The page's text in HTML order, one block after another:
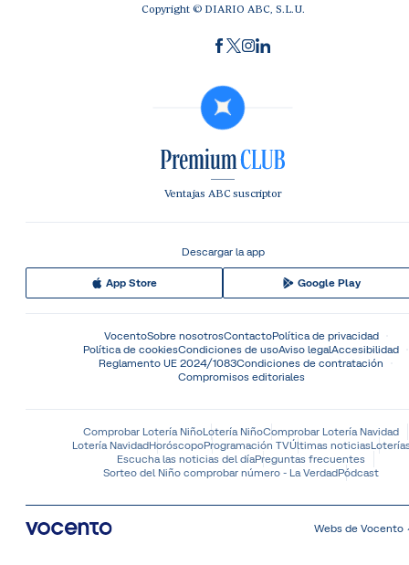
Copyright © DIARIO ABC, S.L.U.
Ventajas ABC suscriptor
Descargar la app
App Store Google Play
VocentoSobre nosotrosContactoPolítica de privacidad
Política de cookiesCondiciones de usoAviso legalAccesibilidad
Reglamento UE 2024/1083Condiciones de contratación
Compromisos editoriales
Comprobar Lotería NiñoLotería NiñoComprobar Lotería Navidad
Lotería NavidadHoróscopoProgramación TVÚltimas noticias
Escucha las noticias del díaPreguntas frecuentes
Sorteo del Niño comprobar número - La VerdadPódcast
Webs de Vocento